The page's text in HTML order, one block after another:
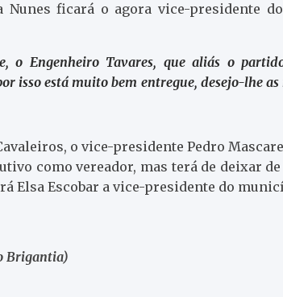
Nunes ficará o agora vice-presidente
o Engenheiro Tavares, que aliás o
isso está muito bem entregue, desejo-lhe
o vice-presidente Pedro
como vereador, mas terá de deixar
Elsa Escobar a vice-presidente do
Brigantia)